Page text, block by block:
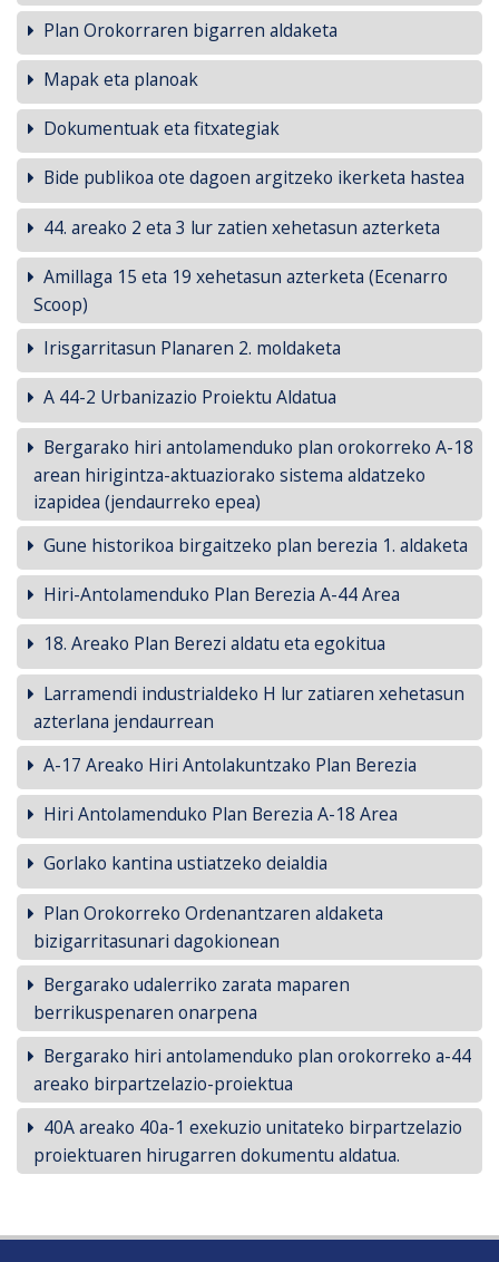
Plan Orokorraren bigarren aldaketa
Mapak eta planoak
Dokumentuak eta fitxategiak
Bide publikoa ote dagoen argitzeko ikerketa hastea
44. areako 2 eta 3 lur zatien xehetasun azterketa
Amillaga 15 eta 19 xehetasun azterketa (Ecenarro
Scoop)
Irisgarritasun Planaren 2. moldaketa
A 44-2 Urbanizazio Proiektu Aldatua
Bergarako hiri antolamenduko plan orokorreko A-18
arean hirigintza-aktuaziorako sistema aldatzeko
izapidea (jendaurreko epea)
Gune historikoa birgaitzeko plan berezia 1. aldaketa
Hiri-Antolamenduko Plan Berezia A-44 Area
18. Areako Plan Berezi aldatu eta egokitua
Larramendi industrialdeko H lur zatiaren xehetasun
azterlana jendaurrean
A-17 Areako Hiri Antolakuntzako Plan Berezia
Hiri Antolamenduko Plan Berezia A-18 Area
Gorlako kantina ustiatzeko deialdia
Plan Orokorreko Ordenantzaren aldaketa
bizigarritasunari dagokionean
Bergarako udalerriko zarata maparen
berrikuspenaren onarpena
Bergarako hiri antolamenduko plan orokorreko a-44
areako birpartzelazio-proiektua
40A areako 40a-1 exekuzio unitateko birpartzelazio
proiektuaren hirugarren dokumentu aldatua.